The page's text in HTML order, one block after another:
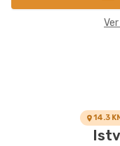
14.3